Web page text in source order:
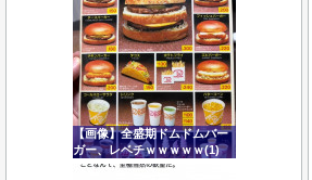
【画像】全盛期ドムドムバー
ガー、レベチｗｗｗｗｗ(1)